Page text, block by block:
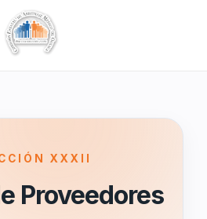
XXXII
Proveedores